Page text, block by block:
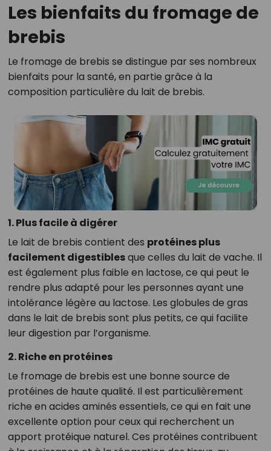
Les bienfaits du fromage de
brebis
Le fromage de brebis se distingue par ses nombreux
bienfaits pour la santé, en partie grâce à la
composition particulière du lait de brebis.
1. Plus facile à digérer
Le lait de brebis contient des protéines plus
facilement digestiblesque celles du lait de vache. Il
est également plus faible en lactose, ce qui peut le
rendre plus adapté pour les personnes ayant une
intolérance légère au lactose. Les globules de gras
dans le lait de brebis sont plus petits, ce qui facilite
leur digestion par l’organisme.
2. Riche en protéines
Le fromage de brebis est une bonne source de
protéines de haute qualité. Il est particulièrement
riche en acides aminés essentiels, ce qui en fait une
excellente option pour ceux qui recherchent un
apport protéique naturel. Ces protéines contribuent